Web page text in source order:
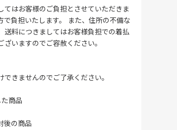
てはお客様のご負担とさせていただきま
で負担いたします。 また、住所の不備な
送料につきましてはお客様負担での着払
いますのでご容赦ください。
きませんのでご了承ください。
商品
後の商品